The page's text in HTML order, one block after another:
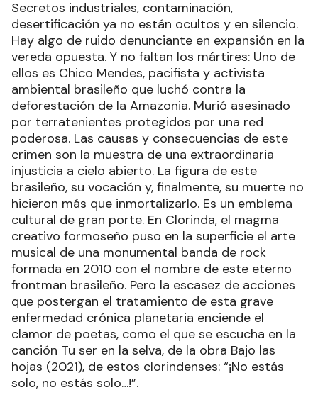
Secretos industriales, contaminación,
desertificación ya no están ocultos y en silencio.
Hay algo de ruido denunciante en expansión en la
vereda opuesta. Y no faltan los mártires: Uno de
ellos es Chico Mendes, pacifista y activista
ambiental brasileño que luchó contra la
deforestación de la Amazonia. Murió asesinado
por terratenientes protegidos por una red
poderosa. Las causas y consecuencias de este
crimen son la muestra de una extraordinaria
injusticia a cielo abierto. La figura de este
brasileño, su vocación y, finalmente, su muerte no
hicieron más que inmortalizarlo. Es un emblema
cultural de gran porte. En Clorinda, el magma
creativo formoseño puso en la superficie el arte
musical de una monumental banda de rock
formada en 2010 con el nombre de este eterno
frontman brasileño. Pero la escasez de acciones
que postergan el tratamiento de esta grave
enfermedad crónica planetaria enciende el
clamor de poetas, como el que se escucha en la
canción Tu ser en la selva, de la obra Bajo las
hojas (2021), de estos clorindenses: “¡No estás
solo, no estás solo…!”.